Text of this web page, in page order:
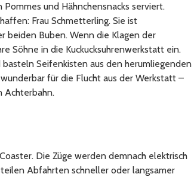
und Hähnchensnacks serviert.
Frau Schmetterling. Sie ist
beiden Buben. Wenn die Klagen der
Söhne in die Kuckucksuhrenwerkstatt ein.
Seifenkisten aus den herumliegenden
für die Flucht aus der Werkstatt –
Achterbahn.
Die Züge werden demnach elektrisch
Abfahrten schneller oder langsamer